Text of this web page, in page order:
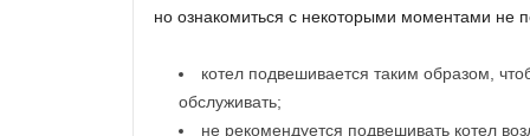
но ознакомиться с некоторыми моментами не
котел подвешивается таким образом,
обслуживать;
не рекомендуется подвешивать котел